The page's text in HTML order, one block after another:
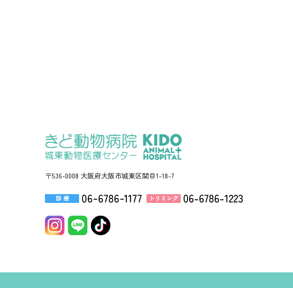
〒536-0008 大阪府大阪市城東区関目1-18-7